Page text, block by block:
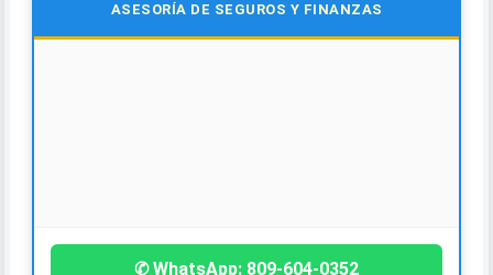
ASESORÍA DE SEGUROS Y FINANZAS
✆ WhatsApp: 809-604-0352